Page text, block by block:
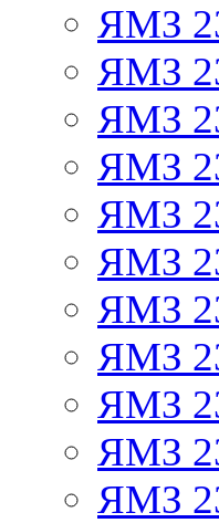
ЯМЗ
ЯМЗ
ЯМЗ
ЯМЗ
ЯМЗ
ЯМЗ
ЯМЗ
ЯМЗ
ЯМЗ
ЯМЗ
ЯМЗ